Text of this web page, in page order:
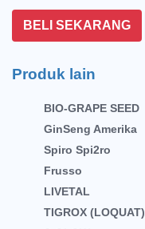
BELI SEKARANG
Produk lain
BIO-GRAPE SEED
GinSeng Amerika
Spiro Spi2ro
Frusso
LIVETAL
TIGROX (LOQUAT)